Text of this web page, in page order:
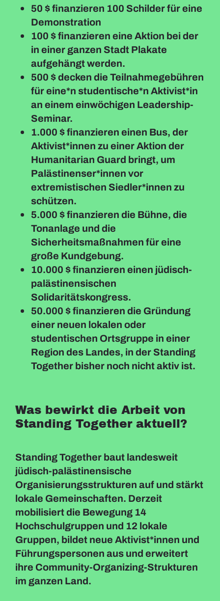
50 $ finanzieren 100 Schilder für eine
Demonstration
100 $ finanzieren eine Aktion bei der
in einer ganzen Stadt Plakate
aufgehängt werden.
500 $ decken die Teilnahmegebühren
für eine*n studentische*n Aktivist*in
an einem einwöchigen Leadership-
Seminar.
1.000 $ finanzieren einen Bus, der
Aktivist*innen zu einer Aktion der
Humanitarian Guard bringt, um
Palästinenser*innen vor
extremistischen Siedler*innen zu
schützen.
5.000 $ finanzieren die Bühne, die
Tonanlage und die
Sicherheitsmaßnahmen für eine
große Kundgebung.
10.000 $ finanzieren einen jüdisch-
palästinensischen
Solidaritätskongress.
50.000 $ finanzieren die Gründung
einer neuen lokalen oder
studentischen Ortsgruppe in einer
Region des Landes, in der Standing
Together bisher noch nicht aktiv ist.
Was bewirkt die Arbeit von
Standing Together aktuell?
Standing Together baut landesweit
jüdisch-palästinensische
Organisierungsstrukturen auf und stärkt
lokale Gemeinschaften. Derzeit
mobilisiert die Bewegung 14
Hochschulgruppen und 12 lokale
Gruppen, bildet neue Aktivist*innen und
Führungspersonen aus und erweitert
ihre Community-Organizing-Strukturen
im ganzen Land.